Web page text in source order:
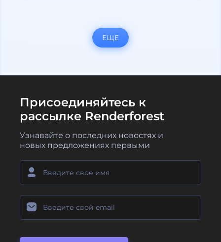
ЕЩЕ
Присоединяйтесь к
рассылке Renderforest
Узнавайте о последних новостях и
новых предложениях первыми